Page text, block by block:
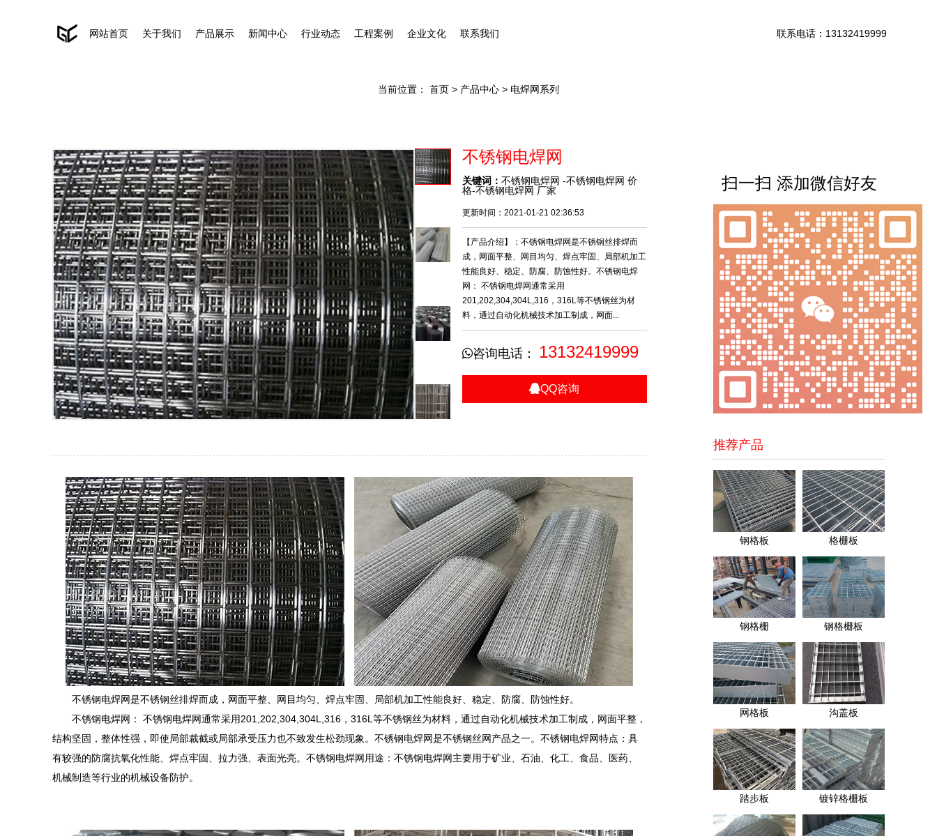
网站首页 关于我们 产品展示 新闻中心 行业动态 工程案例 企业文化 联系我们 联系电话：13132419999
当前位置： 首页 > 产品中心 > 电焊网系列
不锈钢电焊网
关键词： 不锈钢电焊网 -不锈钢电焊网 价
格-不锈钢电焊网 厂家
更新时间：2021-01-21 02:36:53
【产品介绍】：不锈钢电焊网是不锈钢丝排焊而
成，网面平整、网目均匀、焊点牢固、局部机加工
性能良好、稳定、防腐、防蚀性好。不锈钢电焊
网： 不锈钢电焊网通常采用
201,202,304,304L,316，316L等不锈钢丝为材
料，通过自动化机械技术加工制成，网面...
咨询电话： 13132419999
QQ咨询
不锈钢电焊网是不锈钢丝排焊而成，网面平整、网目均匀、焊点牢固、局部机加工性能良好、稳定、防腐、防蚀性好。
不锈钢电焊网： 不锈钢电焊网通常采用201,202,304,304L,316，316L等不锈钢丝为材料，通过自动化机械技术加工制成，网面平整，
结构坚固，整体性强，即使局部裁截或局部承受压力也不致发生松劲现象。不锈钢电焊网是不锈钢丝网产品之一。不锈钢电焊网特点：具
有较强的防腐抗氧化性能、焊点牢固、拉力强、表面光亮。不锈钢电焊网用途：不锈钢电焊网主要用于矿业、石油、化工、食品、医药、
机械制造等行业的机械设备防护。
扫一扫 添加微信好友
推荐产品
钢格板 格栅板
钢格栅 钢格栅板
网格板 沟盖板
踏步板 镀锌格栅板